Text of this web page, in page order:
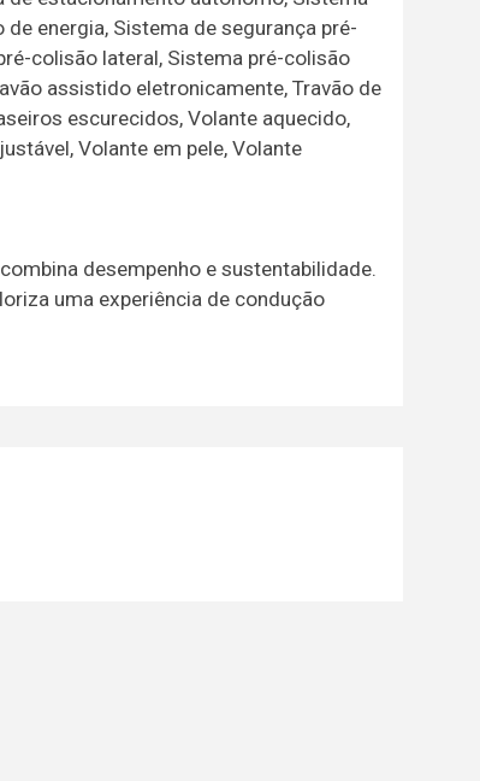
energia, Sistema de segurança pré-
colisão lateral, Sistema pré-colisão
assistido eletronicamente, Travão de
escurecidos, Volante aquecido,
Volante em pele, Volante
desempenho e sustentabilidade.
uma experiência de condução